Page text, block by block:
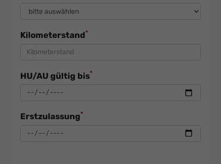
Kilometerstand*
HU/AU gültig bis*
Erstzulassung*